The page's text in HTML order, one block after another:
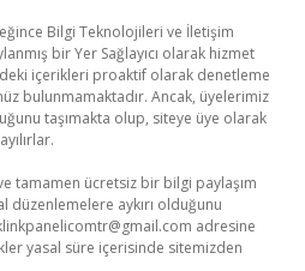
Bilgi Teknolojileri ve İletişim
bir Yer Sağlayıcı olarak hizmet
içerikleri proaktif olarak denetleme
bulunmamaktadır. Ancak, üyelerimiz
taşımakta olup, siteye üye olarak
tamamen ücretsiz bir bilgi paylaşım
düzenlemelere aykırı olduğunu
adresine
yasal süre içerisinde sitemizden